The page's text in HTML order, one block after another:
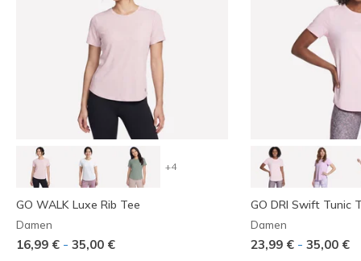
+4
GO WALK Luxe Rib Tee
Damen
16,99 € - 35,00 €
GO DRI Swift Tunic
Damen
23,99 € - 35,00 €